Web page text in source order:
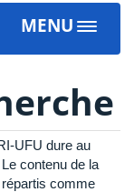
MENU
Toggle
UFU dure au
contenu de la
comme